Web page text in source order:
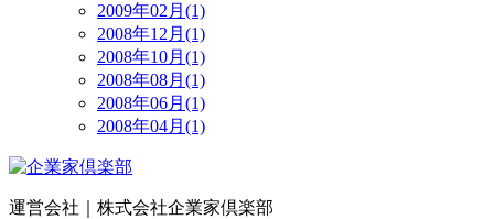
2009年02月(1)
2008年12月(1)
2008年10月(1)
2008年08月(1)
2008年06月(1)
2008年04月(1)
運営会社｜ 株式会社企業家倶楽部